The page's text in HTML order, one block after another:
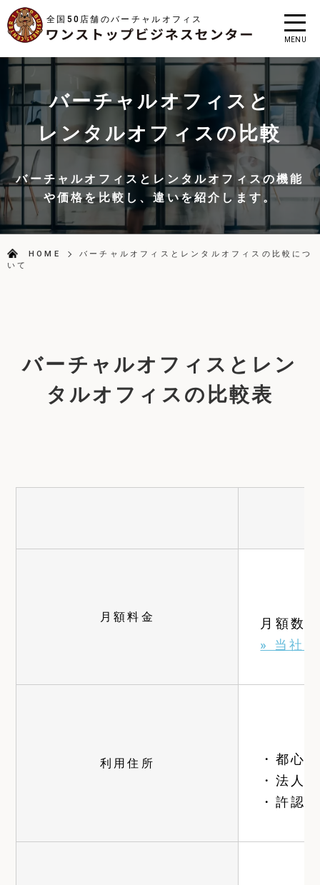
全国50店舗のバーチャルオフィス
MENU
バーチャルオフィスと
レンタルオフィスの比較
バーチャルオフィスとレンタルオフィスの機能
や価格を比較し、違いを紹介します。
HOME
バーチャルオフィスとレンタルオフィスの比較につ
いて
バーチャルオフィスとレン
タルオフィスの比較表
月額料金
月額数
» 当社
利用住所
・都心
・法人
・許認